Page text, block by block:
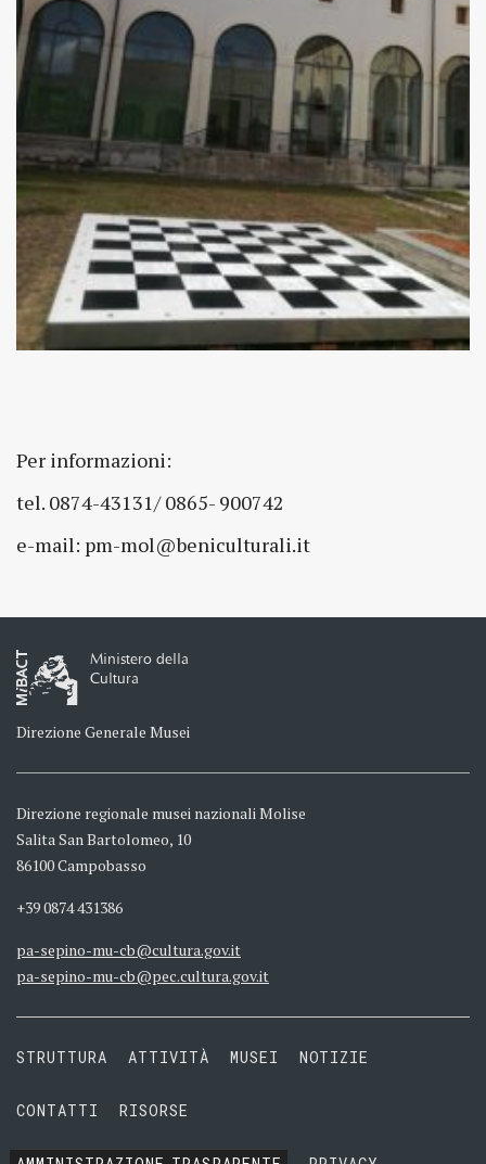
Per informazioni:
tel. 0874-43131/ 0865- 900742
e-mail: pm-mol@beniculturali.it
Ministero della
Cultura
Direzione Generale Musei
Direzione regionale musei nazionali Molise
Salita San Bartolomeo, 10
86100 Campobasso
+39 0874 431386
pa-sepino-mu-cb@cultura.gov.it
pa-sepino-mu-cb@pec.cultura.gov.it
STRUTTURA ATTIVITÀ MUSEI NOTIZIE
CONTATTI RISORSE